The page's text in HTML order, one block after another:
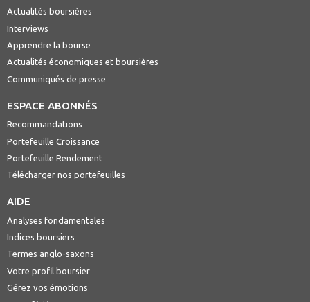
Actualités boursières
Interviews
Apprendre la bourse
Actualités économiques et boursières
Communiqués de presse
ESPACE ABONNÉS
Recommandations
Portefeuille Croissance
Portefeuille Rendement
Télécharger nos portefeuilles
AIDE
Analyses fondamentales
Indices boursiers
Termes anglo-saxons
Votre profil boursier
Gérez vos émotions